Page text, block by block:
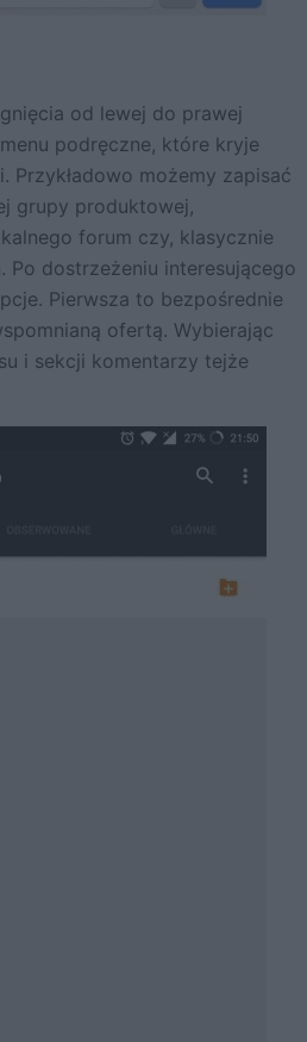
od lewej do prawej
podręczne, które kryje
Przykładowo możemy zapisać
grupy produktowej,
forum czy, klasycznie
Po dostrzeżeniu interesującego
Pierwsza to bezpośrednie
ofertą. Wybierając
i sekcji komentarzy tejże